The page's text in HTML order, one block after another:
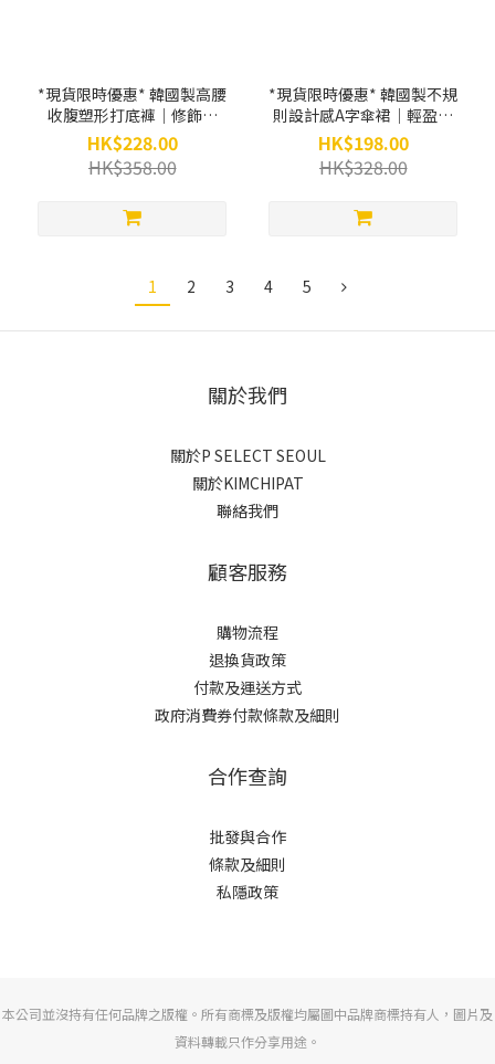
*現貨限時優惠* 韓國製高腰
收腹塑形打底褲｜修飾小
腹・提拉包覆 Tummy
Control Pants DM08
HK$228.00
HK$358.00
*現貨限時優惠* 韓國製不規
則設計感A字傘裙｜輕盈遮
肉・橡筋腰超彈性 DM04
HK$198.00
HK$328.00
1 2 3 4 5
關於我們
關於P SELECT SEOUL
關於KIMCHIPAT
聯絡我們
顧客服務
購物流程
退換貨政策
付款及運送方式
政府消費券付款條款及細則
合作查詢
批發與合作
條款及細則
私隱政策
本公司並沒持有任何品牌之版權。所有商標及版權均屬圖中品牌商標持有人，圖片及
資料轉載只作分享用途。